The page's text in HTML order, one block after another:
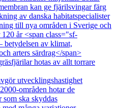
kan ge fjärilsvingar färg
av danska habitatspecialister
till nya områden i Sverige och
år <span class="sf-
betydelsen av klimat,
arters särdrag</span>
hotas av allt torrare
utvecklingshastighet
områden hotar de
ska skyddas